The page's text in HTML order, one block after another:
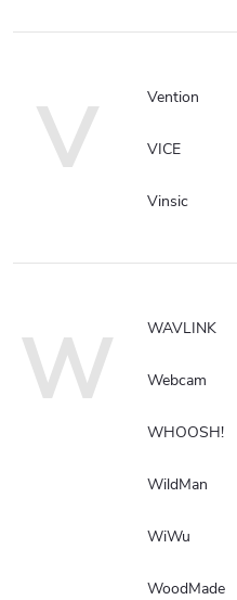
V Vention
VICE
Vinsic
W WAVLINK
Webcam
WHOOSH!
WildMan
WiWu
WoodMade